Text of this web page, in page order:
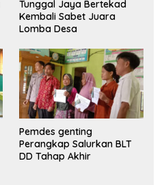
Tunggal Jaya Bertekad
Kembali Sabet Juara
Lomba Desa
Pemdes genting
Perangkap Salurkan BLT
DD Tahap Akhir